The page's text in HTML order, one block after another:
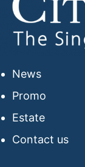
News
Promo
Estate
Contact us